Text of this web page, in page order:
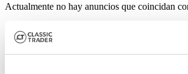
Actualmente no hay anuncios que coincidan
Crear alerta de búsqueda